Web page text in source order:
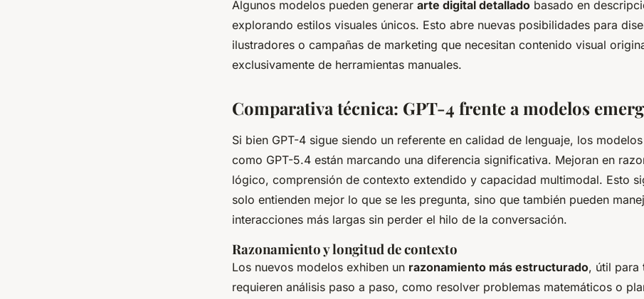
Algunos modelos pueden generar arte digital detallado basado en
explorando estilos visuales únicos. Esto abre nuevas posibilidades para
ilustradores o campañas de marketing que necesitan contenido visual
exclusivamente de herramientas manuales.
Comparativa técnica: GPT-4 frente a modelos
Si bien GPT-4 sigue siendo un referente en calidad de lenguaje, los
como GPT-5.4 están marcando una diferencia significativa. Mejoran en
lógico, comprensión de contexto extendido y capacidad multimodal. Esto
solo entienden mejor lo que se les pregunta, sino que también pueden
interacciones más largas sin perder el hilo de la conversación.
Razonamiento y longitud de contexto
Los nuevos modelos exhiben un razonamiento más estructurado, útil para
requieren análisis paso a paso, como resolver problemas matemáticos o